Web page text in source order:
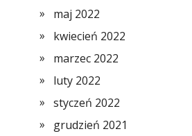
maj 2022
kwiecień 2022
marzec 2022
luty 2022
styczeń 2022
grudzień 2021